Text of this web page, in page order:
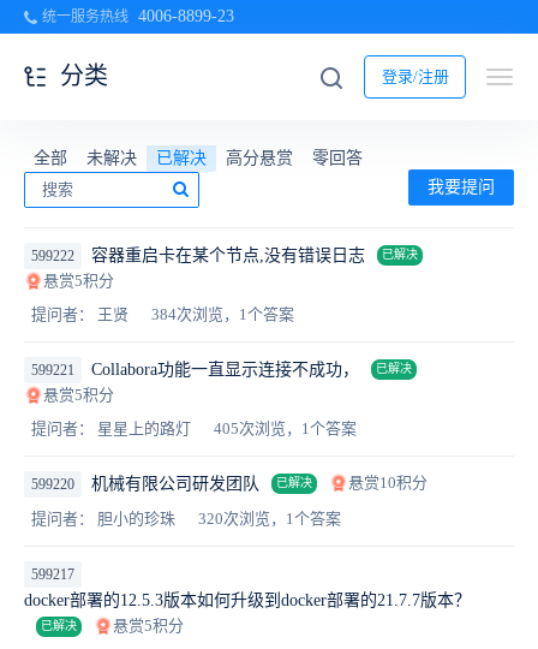
统一服务热线 4006-8899-23
登录/注册
分类
全部 未解决 已解决 高分悬赏
零回答
我要提问
599222 容器重启卡在某个节点,没有错误日志 已解决
悬赏5积分
提问者： 王贤
384次浏览，1个答案
599221 Collabora功能一直显示连接不成功， 已解决
悬赏5积分
提问者： 星星上的路灯
405次浏览，1个答案
599220 机械有限公司研发团队 已解决
悬赏10积分
提问者： 胆小的珍珠
320次浏览，1个答案
599217
docker部署的12.5.3版本如何升级到docker部署的21.7.7版本？
已解决
悬赏5积分